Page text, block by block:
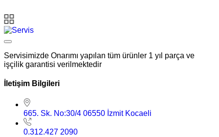
Servisimizde Onarımı yapılan tüm ürünler 1 yıl parça ve
işçilik garantisi verilmektedir
İletişim Bilgileri
665. Sk. No:30/4 06550 İzmit Kocaeli
0.312.427 2090